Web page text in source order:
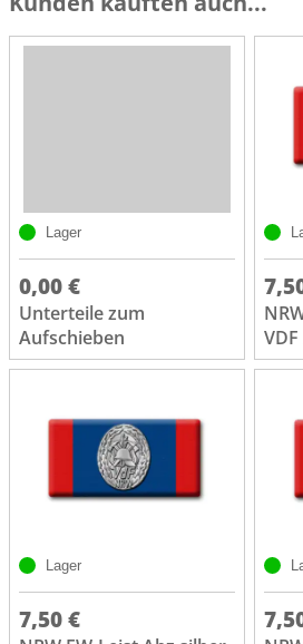
Lager
0,00 €
Unterteile zum
Aufschieben
VDF
Lager
7,50 €